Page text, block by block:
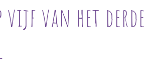
van het derde